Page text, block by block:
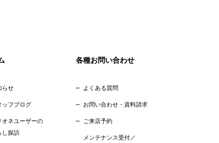
らせ
ッフブログ
オネユーザーの
し探訪
各種お問い合わせ
よくある質問
お問い合わせ・資料請求
ご来店予約
メンテナンス受付／